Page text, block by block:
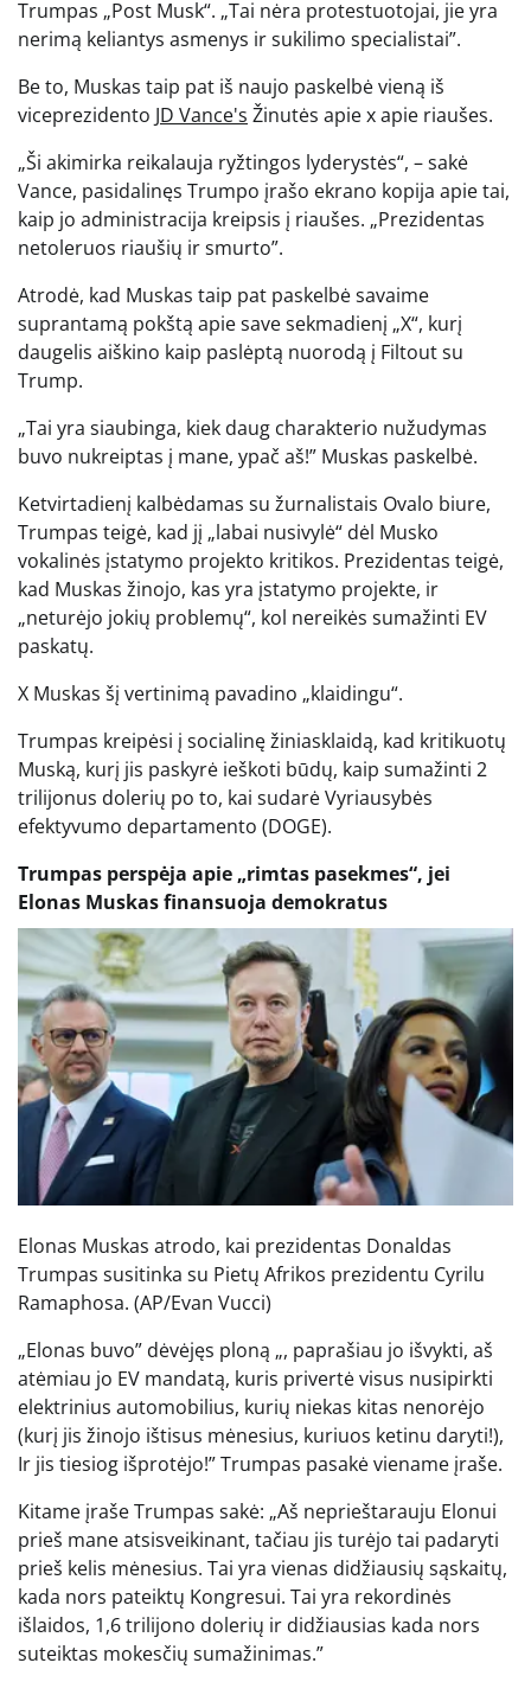
Trumpas „Post Musk“. „Tai nėra protestuotojai, jie yra
nerimą keliantys asmenys ir sukilimo specialistai”.
Be to, Muskas taip pat iš naujo paskelbė vieną iš
viceprezidento JD Vance's Žinutės apie x apie riaušes.
„Ši akimirka reikalauja ryžtingos lyderystės“, – sakė
Vance, pasidalinęs Trumpo įrašo ekrano kopija apie tai,
kaip jo administracija kreipsis į riaušes. „Prezidentas
netoleruos riaušių ir smurto”.
Atrodė, kad Muskas taip pat paskelbė savaime
suprantamą pokštą apie save sekmadienį „X“, kurį
daugelis aiškino kaip paslėptą nuorodą į Filtout su
Trump.
„Tai yra siaubinga, kiek daug charakterio nužudymas
buvo nukreiptas į mane, ypač aš!” Muskas paskelbė.
Ketvirtadienį kalbėdamas su žurnalistais Ovalo biure,
Trumpas teigė, kad jį „labai nusivylė“ dėl Musko
vokalinės įstatymo projekto kritikos. Prezidentas teigė,
kad Muskas žinojo, kas yra įstatymo projekte, ir
„neturėjo jokių problemų“, kol nereikės sumažinti EV
paskatų.
X Muskas šį vertinimą pavadino „klaidingu“.
Trumpas kreipėsi į socialinę žiniasklaidą, kad kritikuotų
Muską, kurį jis paskyrė ieškoti būdų, kaip sumažinti 2
trilijonus dolerių po to, kai sudarė Vyriausybės
efektyvumo departamento (DOGE).
Trumpas perspėja apie „rimtas pasekmes“, jei
Elonas Muskas finansuoja demokratus
Elonas Muskas atrodo, kai prezidentas Donaldas
Trumpas susitinka su Pietų Afrikos prezidentu Cyrilu
Ramaphosa. (AP/Evan Vucci)
„Elonas buvo” dėvėjęs ploną „, paprašiau jo išvykti, aš
atėmiau jo EV mandatą, kuris privertė visus nusipirkti
elektrinius automobilius, kurių niekas kitas nenorėjo
(kurį jis žinojo ištisus mėnesius, kuriuos ketinu daryti!),
Ir jis tiesiog išprotėjo!” Trumpas pasakė viename įraše.
Kitame įraše Trumpas sakė: „Aš neprieštarauju Elonui
prieš mane atsisveikinant, tačiau jis turėjo tai padaryti
prieš kelis mėnesius. Tai yra vienas didžiausių sąskaitų,
kada nors pateiktų Kongresui. Tai yra rekordinės
išlaidos, 1,6 trilijono dolerių ir didžiausias kada nors
suteiktas mokesčių sumažinimas.”